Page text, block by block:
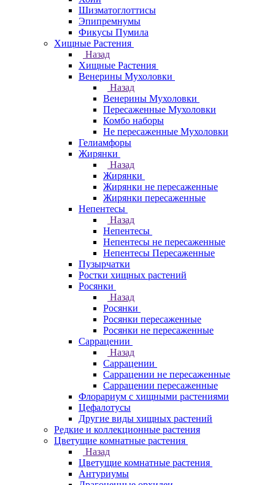
Шизматоглоттисы
Эпипремнумы
Фикусы Пумила
Хищные Растения
Назад
Хищные Растения
Венерины Мухоловки
Назад
Венерины Мухоловки
Пересаженные Мухоловки
Комбо наборы
Не пересаженные Мухоловки
Гелиамфоры
Жирянки
Назад
Жирянки
Жирянки не пересаженные
Жирянки пересаженные
Непентесы
Назад
Непентесы
Непентесы не пересаженные
Непентесы Пересаженные
Пузырчатки
Ростки хищных растений
Росянки
Назад
Росянки
Росянки пересаженные
Росянки не пересаженные
Саррацении
Назад
Саррацении
Саррацении не пересаженные
Саррацении пересаженные
Флорариум с хищными растениями
Цефалотусы
Другие виды хищных растений
Редкие и коллекционные растения
Цветущие комнатные растения
Назад
Цветущие комнатные растения
Антуриумы